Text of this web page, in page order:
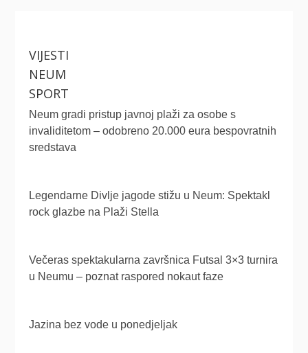
VIJESTI
NEUM
SPORT
Neum gradi pristup javnoj plaži za osobe s
invaliditetom – odobreno 20.000 eura bespovratnih
sredstava
Legendarne Divlje jagode stižu u Neum: Spektakl
rock glazbe na Plaži Stella
Večeras spektakularna završnica Futsal 3×3 turnira
u Neumu – poznat raspored nokaut faze
Jazina bez vode u ponedjeljak